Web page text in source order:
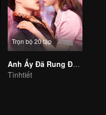
Trọn bộ 20 tập
Anh Ấy Đã Rung Động
Tìnhtiết